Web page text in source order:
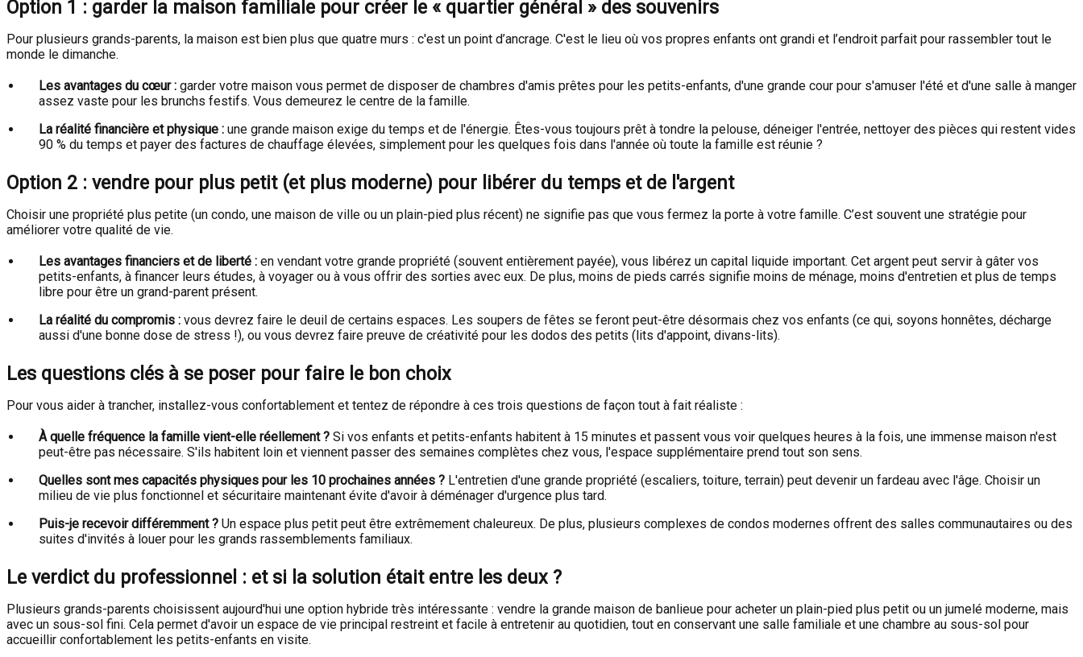
Option 1 : garder la maison familiale pour créer le « quartier général » des souvenirs
Pour plusieurs grands-parents, la maison est bien plus que quatre murs : c'est un point d’ancrage. C'est le lieu où vos propres enfants ont grandi et l’endroit parfait pour rassembler tout le
monde le dimanche.
Les avantages du cœur : garder votre maison vous permet de disposer de chambres d'amis prêtes pour les petits-enfants, d'une grande cour pour s'amuser l'été et d'une salle à manger
assez vaste pour les brunchs festifs. Vous demeurez le centre de la famille.
La réalité financière et physique : une grande maison exige du temps et de l'énergie. Êtes-vous toujours prêt à tondre la pelouse, déneiger l'entrée, nettoyer des pièces qui restent vides
90 % du temps et payer des factures de chauffage élevées, simplement pour les quelques fois dans l'année où toute la famille est réunie ?
Option 2 : vendre pour plus petit (et plus moderne) pour libérer du temps et de l'argent
Choisir une propriété plus petite (un condo, une maison de ville ou un plain-pied plus récent) ne signifie pas que vous fermez la porte à votre famille. C’est souvent une stratégie pour
améliorer votre qualité de vie.
Les avantages financiers et de liberté : en vendant votre grande propriété (souvent entièrement payée), vous libérez un capital liquide important. Cet argent peut servir à gâter vos
petits-enfants, à financer leurs études, à voyager ou à vous offrir des sorties avec eux. De plus, moins de pieds carrés signifie moins de ménage, moins d'entretien et plus de temps
libre pour être un grand-parent présent.
La réalité du compromis : vous devrez faire le deuil de certains espaces. Les soupers de fêtes se feront peut-être désormais chez vos enfants (ce qui, soyons honnêtes, décharge
aussi d'une bonne dose de stress !), ou vous devrez faire preuve de créativité pour les dodos des petits (lits d'appoint, divans-lits).
Les questions clés à se poser pour faire le bon choix
Pour vous aider à trancher, installez-vous confortablement et tentez de répondre à ces trois questions de façon tout à fait réaliste :
À quelle fréquence la famille vient-elle réellement ? Si vos enfants et petits-enfants habitent à 15 minutes et passent vous voir quelques heures à la fois, une immense maison n'est
peut-être pas nécessaire. S'ils habitent loin et viennent passer des semaines complètes chez vous, l'espace supplémentaire prend tout son sens.
Quelles sont mes capacités physiques pour les 10 prochaines années ? L'entretien d'une grande propriété (escaliers, toiture, terrain) peut devenir un fardeau avec l'âge. Choisir un
milieu de vie plus fonctionnel et sécuritaire maintenant évite d'avoir à déménager d'urgence plus tard.
Puis-je recevoir différemment ? Un espace plus petit peut être extrêmement chaleureux. De plus, plusieurs complexes de condos modernes offrent des salles communautaires ou des
suites d'invités à louer pour les grands rassemblements familiaux.
Le verdict du professionnel : et si la solution était entre les deux ?
Plusieurs grands-parents choisissent aujourd'hui une option hybride très intéressante : vendre la grande maison de banlieue pour acheter un plain-pied plus petit ou un jumelé moderne, mais
avec un sous-sol fini. Cela permet d'avoir un espace de vie principal restreint et facile à entretenir au quotidien, tout en conservant une salle familiale et une chambre au sous-sol pour
accueillir confortablement les petits-enfants en visite.